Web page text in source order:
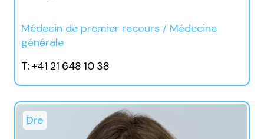
Médecin de premier recours / Médecine
générale
T: +41 21 648 10 38
Dre